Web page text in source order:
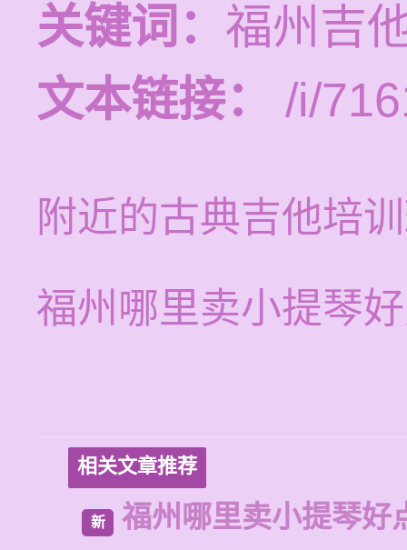
关键词： 福州吉
文本链接：
/i/
附近的古典吉他培
福州哪里卖小提琴
相关文章推荐
新 福州哪里卖小提琴好